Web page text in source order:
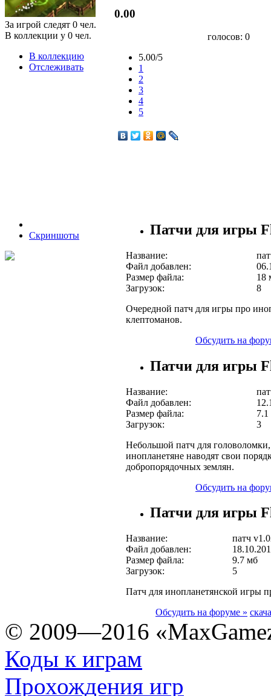
За игрой следят 0 чел.
В коллекции у 0 чел.
В коллекцию
Отслеживать
0.00
голосов: 0
5.00/5
1
2
3
4
5
Скриншоты Патчи для игры
Название:
Файл добавлен:
Размер файла:
18
Загрузок:
8
Очередной патч для игры про
клептоманов.
Обсудить на
Патчи для игры
Название:
Файл добавлен:
Размер файла:
Загрузок:
3
Небольшой патч для
инопланетяне наводят свои
добропорядочных землян.
Обсудить на
Патчи для игры
Название:
патч
Файл добавлен:
Размер файла:
9.7 мб
Загрузок:
5
Патч для инопланетянской игры
Обсудить на форуме »
© 2009—2016
Коды к играм
Прохождения игр